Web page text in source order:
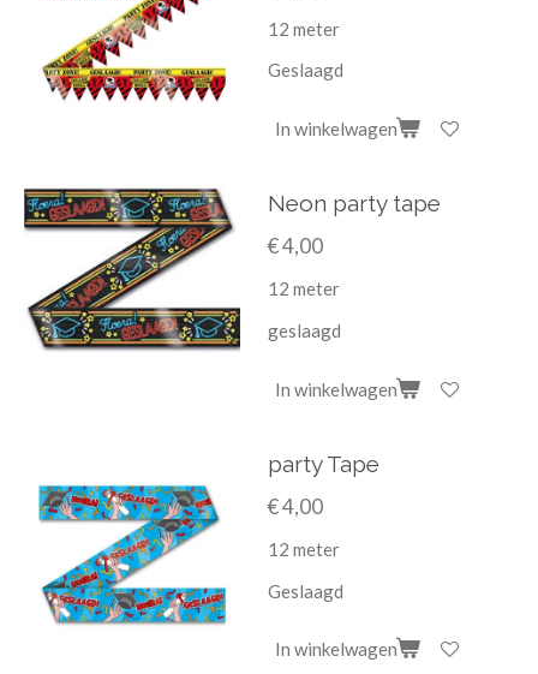
12 meter
Geslaagd
In winkelwagen
Neon party tape
€ 4,00
12 meter
geslaagd
In winkelwagen
party Tape
€ 4,00
12 meter
Geslaagd
In winkelwagen